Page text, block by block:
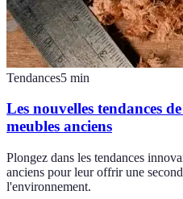
Tendances5 min
Les nouvelles tendances
meubles anciens
Plongez dans les tendances
anciens pour leur offrir une
l'environnement.